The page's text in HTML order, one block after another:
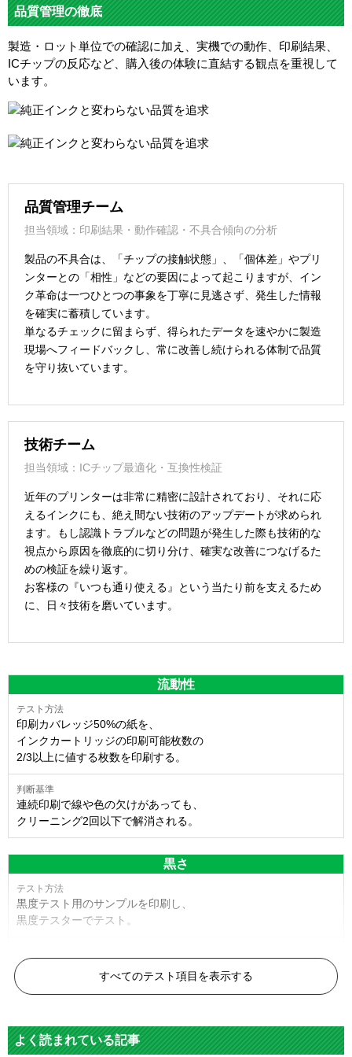
品質管理の徹底
製造・ロット単位での確認に加え、実機での動作、印刷結果、
ICチップの反応など、購入後の体験に直結する観点を重視して
います。
品質管理チーム
担当領域：印刷結果・動作確認・不具合傾向の分析
製品の不具合は、「チップの接触状態」、「個体差」やプリ
ンターとの「相性」などの要因によって起こりますが、イン
ク革命は一つひとつの事象を丁寧に見逃さず、発生した情報
を確実に蓄積しています。
単なるチェックに留まらず、得られたデータを速やかに製造
現場へフィードバックし、常に改善し続けられる体制で品質
を守り抜いています。
技術チーム
担当領域：ICチップ最適化・互換性検証
近年のプリンターは非常に精密に設計されており、それに応
えるインクにも、絶え間ない技術のアップデートが求められ
ます。もし認識トラブルなどの問題が発生した際も技術的な
視点から原因を徹底的に切り分け、確実な改善につなげるた
めの検証を繰り返す。
お客様の『いつも通り使える』という当たり前を支えるため
に、日々技術を磨いています。
流動性
印刷カバレッジ50%の紙を、
インクカートリッジの印刷可能枚数の
2/3以上に値する枚数を印刷する。
連続印刷で線や色の欠けがあっても、
クリーニング2回以下で解消される。
黒さ
黒度テスト用のサンプルを印刷し、
黒度テスターでテスト。
黒度の技術基準に適合する。
標準カラーサンプルを印刷する。
すべてのテスト項目を表示する
よく読まれている記事